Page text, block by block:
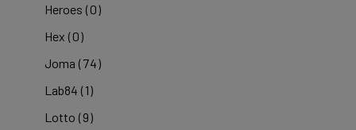
Heroes (0)
Hex (0)
Joma (74)
Lab84 (1)
Lotto (9)